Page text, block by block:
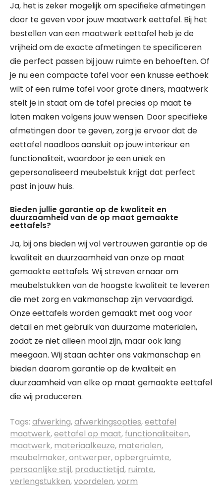
Ja, het is zeker mogelijk om specifieke afmetingen
door te geven voor jouw maatwerk eettafel. Bij het
bestellen van een maatwerk eettafel heb je de
vrijheid om de exacte afmetingen te specificeren
die perfect passen bij jouw ruimte en behoeften. Of
je nu een compacte tafel voor een knusse eethoek
wilt of een ruime tafel voor grote diners, maatwerk
stelt je in staat om de tafel precies op maat te
laten maken volgens jouw wensen. Door specifieke
afmetingen door te geven, zorg je ervoor dat de
eettafel naadloos aansluit op jouw interieur en
functionaliteit, waardoor je een uniek en
gepersonaliseerd meubelstuk krijgt dat perfect
past in jouw huis.
Bieden jullie garantie op de kwaliteit en
duurzaamheid van de op maat gemaakte
eettafels?
Ja, bij ons bieden wij vol vertrouwen garantie op de
kwaliteit en duurzaamheid van onze op maat
gemaakte eettafels. Wij streven ernaar om
meubelstukken van de hoogste kwaliteit te leveren
die met zorg en vakmanschap zijn vervaardigd.
Onze eettafels worden gemaakt met oog voor
detail en met gebruik van duurzame materialen,
zodat ze niet alleen mooi zijn, maar ook lang
meegaan. Wij staan achter ons vakmanschap en
bieden daarom garantie op de kwaliteit en
duurzaamheid van elke op maat gemaakte eettafel
die wij produceren.
Tags: afwerking,afwerkingsopties,eettafel
maatwerk,eettafel op maat, functionaliteiten,
maatwerk, materiaalkeuze, materialen,
meubelmaker,ontwerper,opbergruimte,
persoonlijke stijl, productietijd, ruimte,
verlengstukken,voordelen,vorm